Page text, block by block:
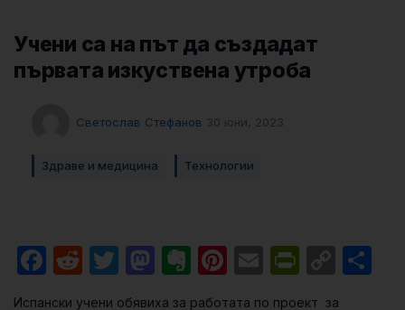
Учени са на път да създадат
първата изкуствена утроба
Светослав Стефанов 30 юни, 2023
Здраве и медицина Технологии
Facebook
RedditTwitter
Mastodon
Evernote
Pinterest
Email
Испански учени обявиха за работата по проект за